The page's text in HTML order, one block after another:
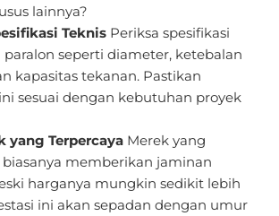
lainnya?
Teknis Periksa spesifikasi
seperti diameter, ketebalan
kapasitas tekanan. Pastikan
sesuai dengan kebutuhan proyek
yang Terpercaya Merek yang
memberikan jaminan
harganya mungkin sedikit lebih
ini akan sepadan dengan umur